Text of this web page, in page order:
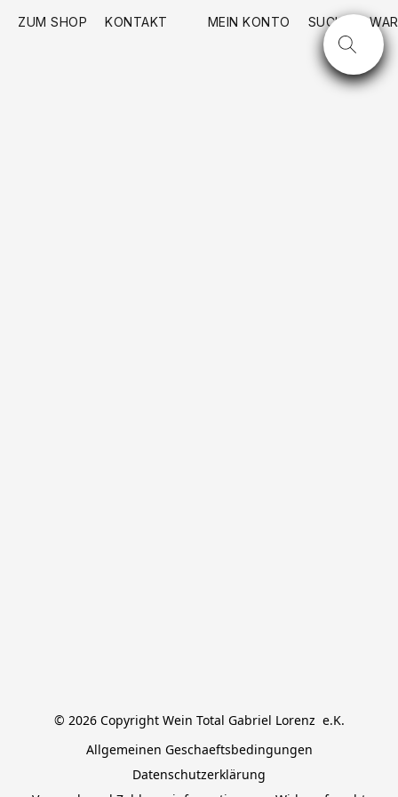
ZUM SHOP KONTAKT MEIN KONTO SUCHE
© 2026 Copyright Wein Total Gabriel Lorenz  e.K.
Allgemeinen Geschaeftsbedingungen
Datenschutzerklärung